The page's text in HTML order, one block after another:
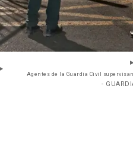
Agentes de la Guardia Civil
-